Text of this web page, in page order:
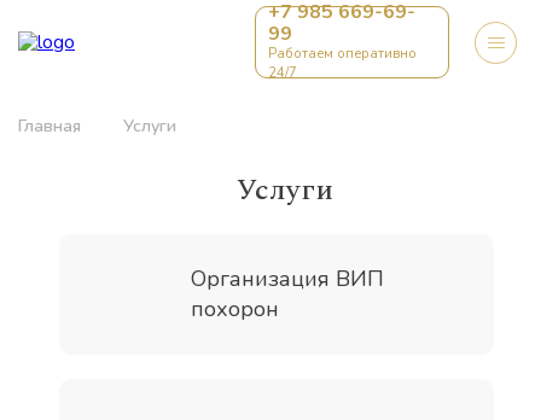
+7 985 669-69-
99
Работаем оперативно
24/7
Главная Услуги
Услуги
Организация ВИП
похорон